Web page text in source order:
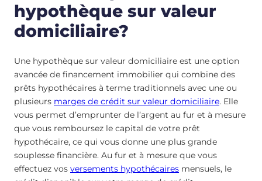
hypothèque sur valeur
domiciliaire?
Une hypothèque sur valeur domiciliaire est une option
avancée de financement immobilier qui combine des
prêts hypothécaires à terme traditionnels avec une ou
plusieurs marges de crédit sur valeur domiciliaire. Elle
vous permet d’emprunter de l’argent au fur et à mesure
que vous remboursez le capital de votre prêt
hypothécaire, ce qui vous donne une plus grande
souplesse financière. Au fur et à mesure que vous
effectuez vos versements hypothécaires mensuels, le